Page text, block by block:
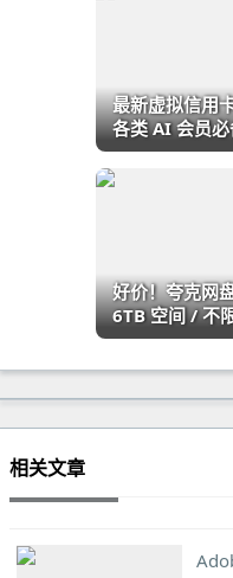
最新虚拟信用
各类 AI 会员
好价！夸克网
6TB 空间 / 不
相关文章